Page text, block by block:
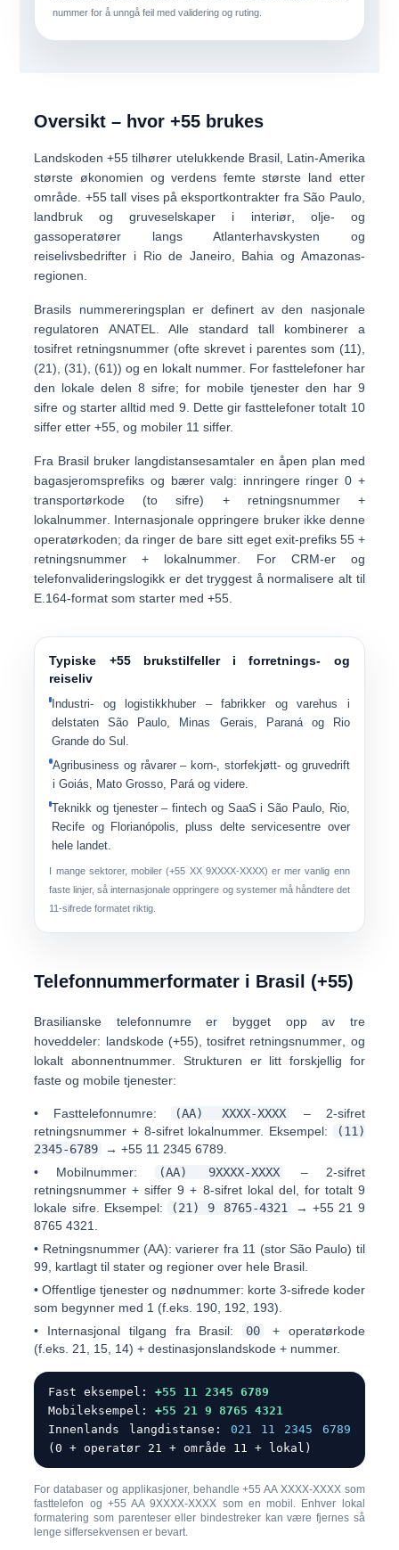
nummer for å unngå feil med validering og ruting.
Oversikt – hvor +55 brukes
Landskoden+55 tilhører utelukkende Brasil, Latin-Amerika
største økonomien og verdens femte største land etter
område. +55 tall vises påeksportkontrakter fra São Paulo,
landbruk og gruveselskaper i interiør, olje- og
gassoperatører langs Atlanterhavskysten og
reiselivsbedrifter i Rio de Janeiro, Bahia og Amazonas-
regionen
Brasils nummereringsplan er definert av den nasjonale
regulatorenANATEL
. Alle standard tall kombinerer a
tosifret retningsnummer (ofte skrevet i parentes som (11),
(21), (31), (61)) og en lokalt nummer. For fasttelefoner har
den lokale delen8 sifre; for mobile tjenester den har 9
sifre og starter alltid med 9 . Dette gir fasttelefoner totalt 10
siffer etter +55, og mobiler 11 siffer.
Fra Brasil bruker langdistansesamtaler en åpen plan med
bagasjeromsprefiks og bærer valg: innringere ringer0 +
transportørkode (to sifre) + retningsnummer +
lokalnummer . Internasjonale oppringere bruker ikke denne
operatørkoden; da ringer de bare sitt eget exit-prefiks 55 +
retningsnummer + lokalnummer . For CRM-er og
telefonvalideringslogikk er det tryggest å normalisere alt til
E.164-format som starter med +55
Typiske +55 brukstilfeller i forretnings- og
reiseliv
Industri- og logistikkhuber – fabrikker og varehus i
delstaten São Paulo, Minas Gerais, Paraná og Rio
Grande do Sul.
Agribusiness og råvarer– korn-, storfekjøtt- og gruvedrift
i Goiás, Mato Grosso, Pará og videre.
Teknikk og tjenester– fintech og SaaS i São Paulo, Rio,
Recife og Florianópolis, pluss delte servicesentre over
hele landet.
I mange sektorer,mobiler (+55 XX 9XXXX-XXXX) er mer vanlig enn
faste linjer, så internasjonale oppringere og systemer må håndtere det
11-sifrede formatet riktig.
Telefonnummerformater i Brasil (+55)
Brasilianske telefonnumre er bygget opp av tre
hoveddeler: landskode (+55) ,tosifret retningsnummer , og
lokalt abonnentnummer . Strukturen er litt forskjellig for
faste og mobile tjenester:
• Fasttelefonnumre: (AA) XXXX-XXXX
– 2-sifret
retningsnummer + 8-sifret lokalnummer. Eksempel:
(11)
2345-6789
→+55 11 2345 6789
• Mobilnummer: (AA) 9XXXX-XXXX
– 2-sifret
retningsnummer + siffer 9 + 8-sifret lokal del, for totalt 9
lokale sifre. Eksempel:
(21) 9 8765-4321 →+55 21 9
8765 4321
• Retningsnummer (AA): varierer fra 11 (stor São Paulo) til
99, kartlagt til stater og regioner over hele Brasil.
•Offentlige tjenester og nødnummer: korte 3-sifrede koder
som begynner med 1 (f.eks. 190, 192, 193).
• Internasjonal tilgang fra Brasil: 00
+ operatørkode
(f.eks. 21, 15, 14) + destinasjonslandskode + nummer.
Fast eksempel:+55 11 2345 6789
Mobileksempel:+55 21 9 8765 4321
Innenlands langdistanse: 021 11 2345 6789
(0 + operatør 21 + område 11 + lokal)
For databaser og applikasjoner, behandle+55 AA XXXX-XXXXsom
fasttelefon og +55 AA 9XXXX-XXXX som en mobil. Enhver lokal
formatering som parenteser eller bindestreker kan være fjernes så
lenge siffersekvensen er bevart.